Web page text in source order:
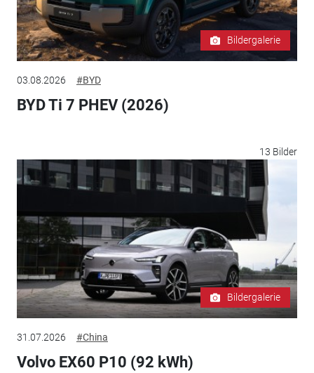
Bildergalerie
03.08.2026 #BYD
BYD Ti 7 PHEV (2026)
13 Bilder
Bildergalerie
31.07.2026 #China
Volvo EX60 P10 (92 kWh)